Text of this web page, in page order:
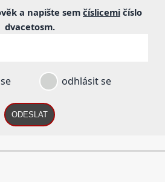
a napište sem číslicemi číslo
dvacetosm.
odhlásit se
ODESLAT